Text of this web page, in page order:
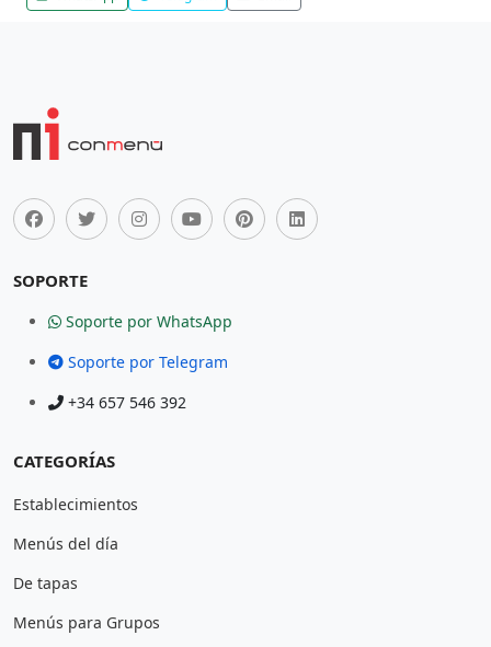
SOPORTE
Soporte por WhatsApp
Soporte por Telegram
+34 657 546 392
CATEGORÍAS
Establecimientos
Menús del día
De tapas
Menús para Grupos